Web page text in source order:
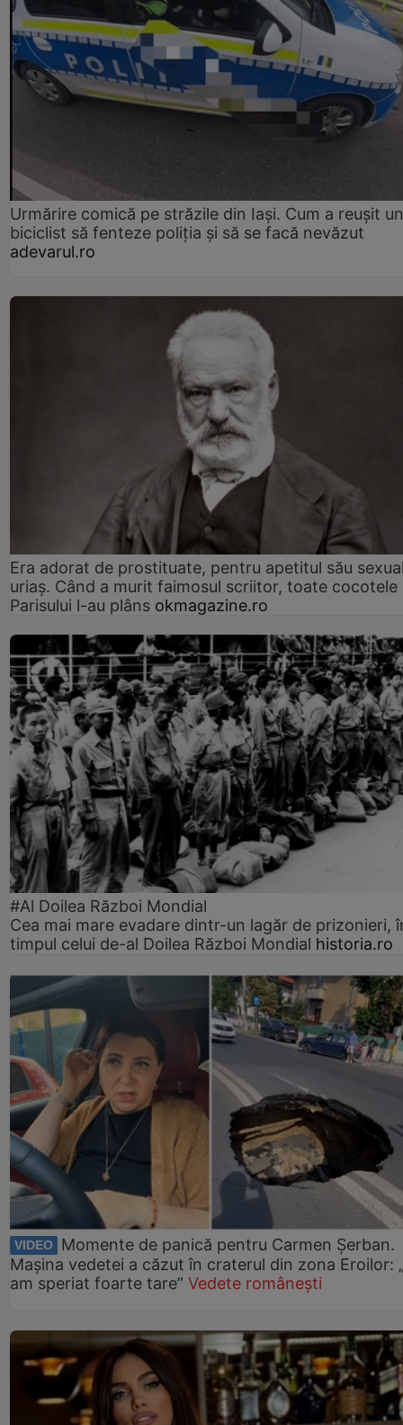
Urmărire comică pe străzile din Iași. Cum a reușit un
biciclist să fenteze poliția și să se facă nevăzut
adevarul.ro
Era adorat de prostituate, pentru apetitul său
uriaș. Când a murit faimosul scriitor, toate cocotele
Parisului l-au plâns okmagazine.ro
#Al Doilea Război Mondial
Cea mai mare evadare dintr-un lagăr de prizonieri,
timpul celui de-al Doilea Război Mondial historia.ro
VIDEO
Momente de panică pentru Carmen Șerban.
Mașina vedetei a căzut în craterul din zona Eroilor:
am speriat foarte tare” Vedete românești